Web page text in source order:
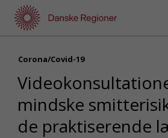
indhold
Corona/Covid-19
mindske
de praktiserende